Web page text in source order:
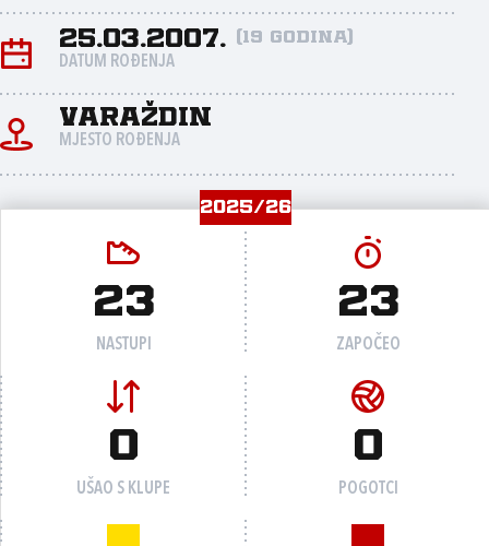
25.03.2007. (19 godina)
DATUM ROĐENJA
Varaždin
MJESTO ROĐENJA
2025/26
23
NASTUPI
23
ZAPOČEO
0
UŠAO S KLUPE
0
POGOTCI